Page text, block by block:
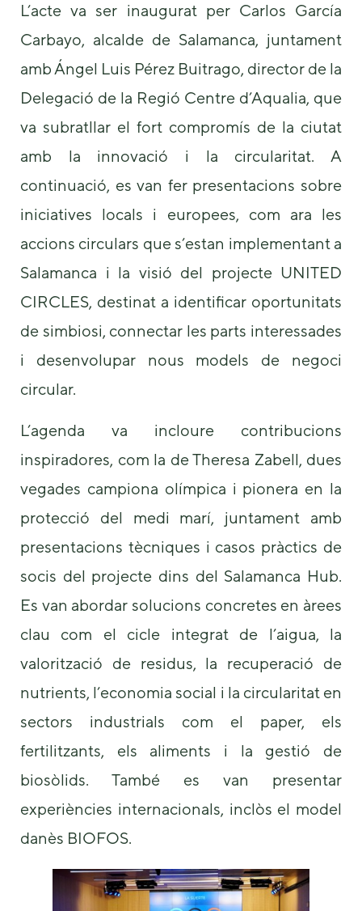
L’acte va ser inaugurat per Carlos García
Carbayo, alcalde de Salamanca, juntament
amb Ángel Luis Pérez Buitrago, director de la
Delegació de la Regió Centre d’Aqualia, que
va subratllar el fort compromís de la ciutat
amb la innovació i la circularitat. A
continuació, es van fer presentacions sobre
iniciatives locals i europees, com ara les
accions circulars que s’estan implementant a
Salamanca i la visió del projecte UNITED
CIRCLES, destinat a identificar oportunitats
de simbiosi, connectar les parts interessades
i desenvolupar nous models de negoci
circular.
L’agenda va incloure contribucions
inspiradores, com la de Theresa Zabell, dues
vegades campiona olímpica i pionera en la
protecció del medi marí, juntament amb
presentacions tècniques i casos pràctics de
socis del projecte dins del Salamanca Hub.
Es van abordar solucions concretes en àrees
clau com el cicle integrat de l’aigua, la
valorització de residus, la recuperació de
nutrients, l’economia social i la circularitat en
sectors industrials com el paper, els
fertilitzants, els aliments i la gestió de
biosòlids. També es van presentar
experiències internacionals, inclòs el model
danès BIOFOS.
Experience
In order for
our website
as well as
during your
visit. If you
refuse these
cookies,
functionality
disappear
website.
Marketing
your
site, you
chance of
personalized
content and
offers.